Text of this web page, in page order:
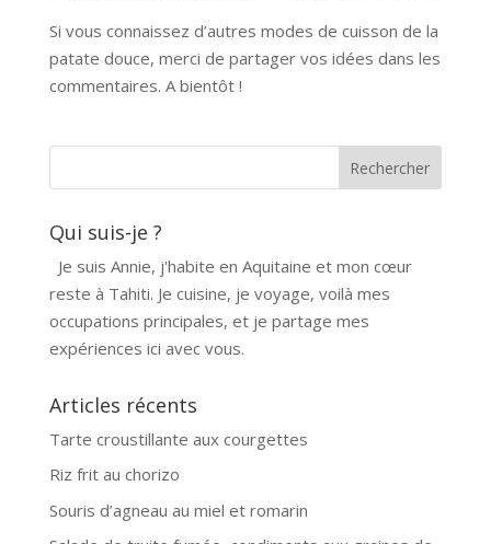
Si vous connaissez d’autres modes de cuisson de la
patate douce, merci de partager vos idées dans les
commentaires. A bientôt !
Qui suis-je ?
Je suis Annie, j'habite en Aquitaine et mon cœur
reste à Tahiti. Je cuisine, je voyage, voilà mes
occupations principales, et je partage mes
expériences ici avec vous.
Articles récents
Tarte croustillante aux courgettes
Riz frit au chorizo
Souris d’agneau au miel et romarin